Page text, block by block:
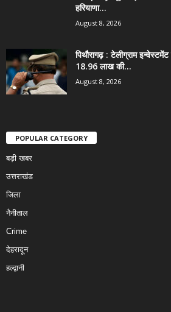
हरियाणा...
August 8, 2026
पिथौरागढ़ : टेलीग्राम
18.96 लाख की...
August 8, 2026
POPULAR CATEGORY
बड़ी खबर
उत्तराखंड
जिला
नैनीताल
Crime
देहरादून
हल्द्वानी